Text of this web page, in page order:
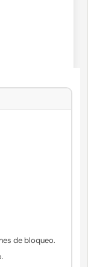
de bloqueo.